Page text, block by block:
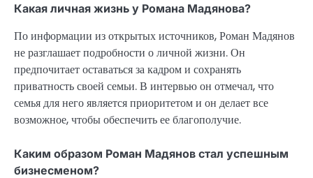
Какая личная жизнь у Романа Мадянова?
По информации из открытых источников, Роман Мадянов
не разглашает подробности о личной жизни. Он
предпочитает оставаться за кадром и сохранять
приватность своей семьи. В интервью он отмечал, что
семья для него является приоритетом и он делает все
возможное, чтобы обеспечить ее благополучие.
Каким образом Роман Мадянов стал успешным
бизнесменом?